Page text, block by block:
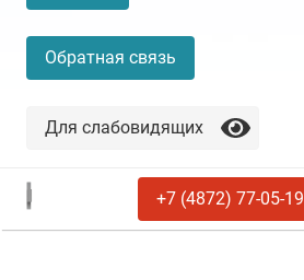
Обратная связь
Для слабовидящих
+7 (4872) 77-05-19